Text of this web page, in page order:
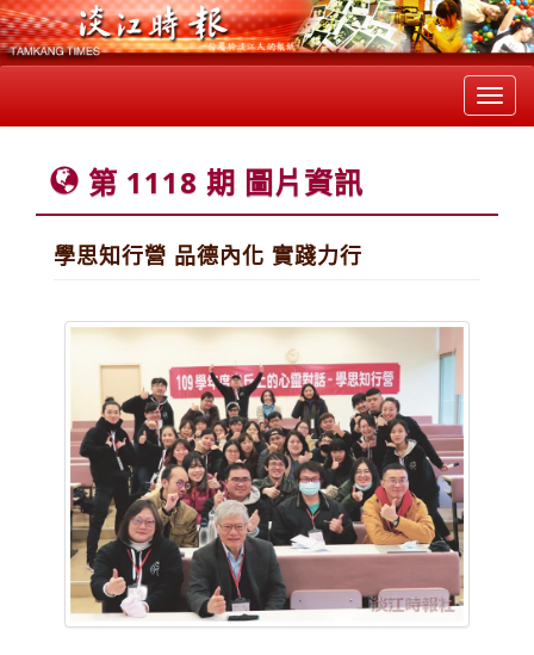
第 1118 期 圖片資訊
學思知行營 品德內化 實踐力行